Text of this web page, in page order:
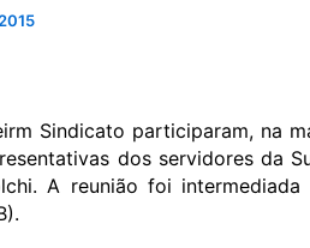
Sindicato participaram, na
dos servidores da
A reunião foi